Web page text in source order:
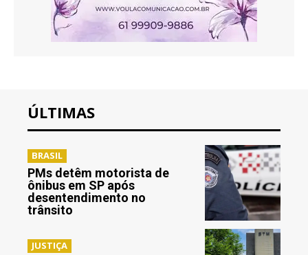
ÚLTIMAS
BRASIL
PMs detêm motorista de
ônibus em SP após
desentendimento no
trânsito
JUSTIÇA